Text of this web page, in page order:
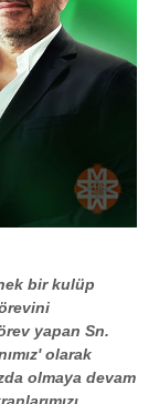
bir kulüp
yapan Sn.
olarak
olmaya devam